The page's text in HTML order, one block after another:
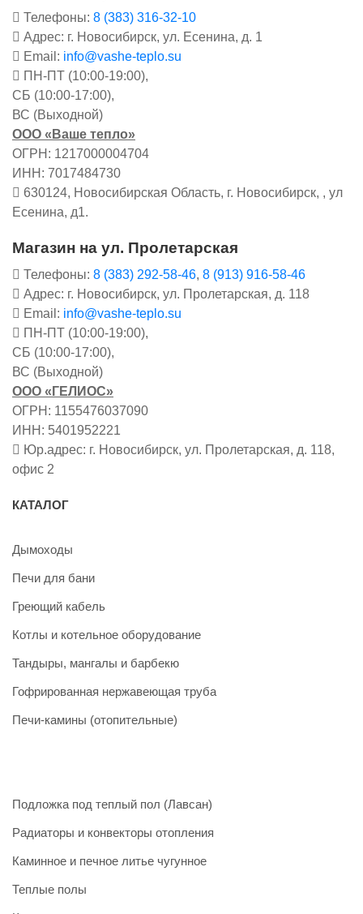
Телефоны: 8 (383) 316-32-10
Адрес: г. Новосибирск, ул. Есенина, д. 1
Email: info@vashe-teplo.su
ПН-ПТ (10:00-19:00),
СБ (10:00-17:00),
ВС (Выходной)
ООО «Ваше тепло»
ОГРН: 1217000004704
ИНН: 7017484730
630124, Новосибирская Область, г. Новосибирск, , ул
Есенина, д1.
Магазин на ул. Пролетарская
Телефоны: 8 (383) 292-58-46, 8 (913) 916-58-46
Адрес: г. Новосибирск, ул. Пролетарская, д. 118
Email: info@vashe-teplo.su
ПН-ПТ (10:00-19:00),
СБ (10:00-17:00),
ВС (Выходной)
ООО «ГЕЛИОС»
ОГРН: 1155476037090
ИНН: 5401952221
Юр.адрес: г. Новосибирск, ул. Пролетарская, д. 118,
офис 2
КАТАЛОГ
Дымоходы
Печи для бани
Греющий кабель
Котлы и котельное оборудование
Тандыры, мангалы и барбекю
Гофрированная нержавеющая труба
Печи-камины (отопительные)
Подложка под теплый пол (Лавсан)
Радиаторы и конвекторы отопления
Каминное и печное литье чугунное
Теплые полы